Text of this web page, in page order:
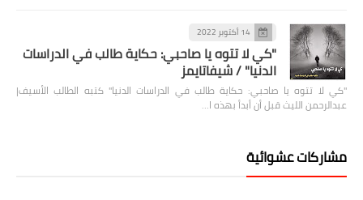
14 أكتوبر 2022
"كي لا تتوه يا صاحبي: حكاية طالب في الدراسات
الدنيا" / شيفاتايمز
"كي لا تتوه يا صاحبي: حكاية طالب في الدراسات الدنيا" كتبه الطالب الأسيف|
عبدالرحمن الليث قبل أن أبدأ بهذه ا…
مشاركات عشوائية